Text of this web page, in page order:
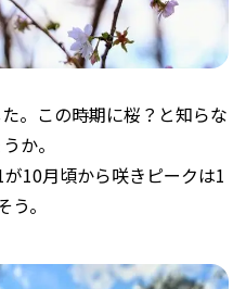
。この時期に桜？と知らな
か。
10月頃から咲きピークは1
。